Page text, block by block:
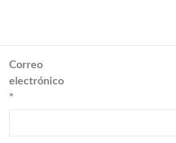
Correo
electrónico
*